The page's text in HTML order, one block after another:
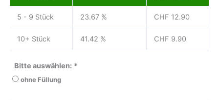
5 - 9 Stück 23.67 % CHF 12.90
10+ Stück 41.42 % CHF 9.90
Bitte auswählen: *
ohne Füllung